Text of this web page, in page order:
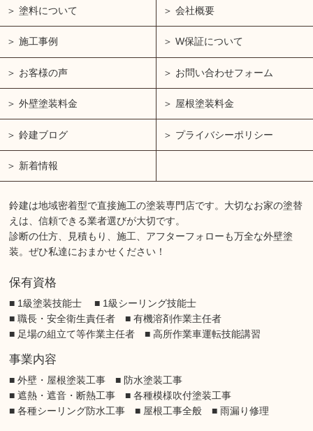
塗料について 会社概要
施工事例 W保証について
お客様の声 お問い合わせフォーム
外壁塗装料金 屋根塗装料金
鈴建ブログ プライバシーポリシー
新着情報
鈴建は地域密着型で直接施工の塗装専門店です。大切なお家の塗替
えは、信頼できる業者選びが大切です。
診断の仕方、見積もり、施工、アフターフォローも万全な外壁塗
装。ぜひ私達におまかせください！
保有資格
■ 1級塗装技能士 ■ 1級シーリング技能士
■ 職長・安全衛生責任者 ■ 有機溶剤作業主任者
■ 足場の組立て等作業主任者 ■ 高所作業車運転技能講習
事業内容
■ 外壁・屋根塗装工事 ■ 防水塗装工事
■ 遮熱・遮音・断熱工事 ■ 各種模様吹付塗装工事
■ 各種シーリング防水工事 ■ 屋根工事全般 ■ 雨漏り修理